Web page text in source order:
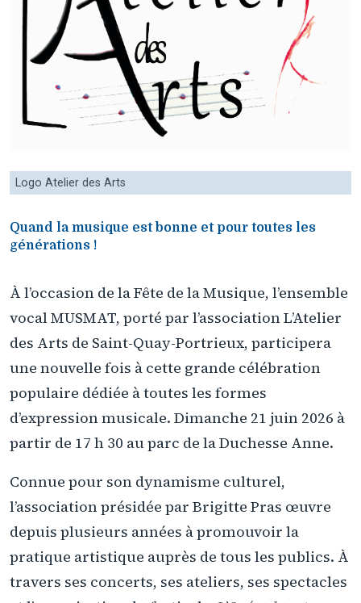
Logo Atelier des Arts
Quand la musique est bonne et pour toutes les
générations !
À l’occasion de la Fête de la Musique, l’ensemble
vocal MUSMAT, porté par l’association L’Atelier
des Arts de Saint-Quay-Portrieux, participera
une nouvelle fois à cette grande célébration
populaire dédiée à toutes les formes
d’expression musicale. Dimanche 21 juin 2026 à
partir de 17 h 30 au parc de la Duchesse Anne.
Connue pour son dynamisme culturel,
l’association présidée par Brigitte Pras œuvre
depuis plusieurs années à promouvoir la
pratique artistique auprès de tous les publics. À
travers ses concerts, ses ateliers, ses spectacles